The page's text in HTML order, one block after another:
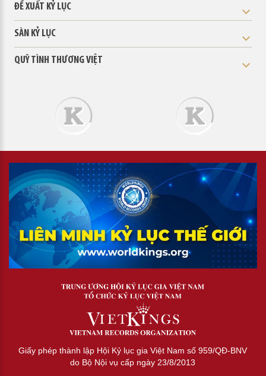
ĐỀ XUẤT KỶ LỤC
SÀN KỶ LỤC
QUỸ TÌNH THƯƠNG VIỆT
Giấy phép thành lập Hội Kỷ lục gia Việt Nam số 959/QĐ-BNV
do Bộ Nội vụ cấp ngày 23/8/2013